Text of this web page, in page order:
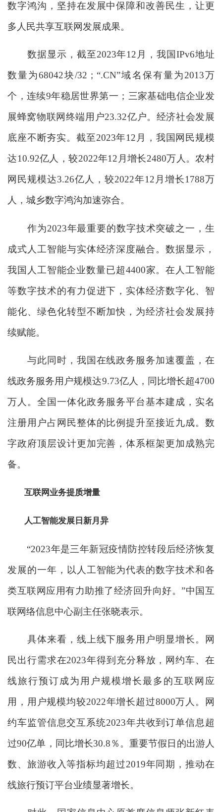
数字鸿沟，坚持在发展中保障和改善民生，让更
多人民共享互联网发展成果。
数据显示，截至2023年12月，我国IPv6地址
数量为68042块/32；“.CN”域名保有量为2013万
个，连续9年稳居世界第一；三家基础电信企业发
展蜂窝物联网终端用户23.32亿户。经济社会发展
底座不断夯实。截至2023年12月，我国网民规模
达10.92亿人，较2022年12月增长2480万人。农村
网民规模达3.26亿人，较2022年12月增长1788万
人，城乡数字鸿沟加速弥合。
作为2023年最重要的数字技术突破之一，生
成式人工智能与实体经济深度融合。数据显示，
我国人工智能企业数量已超4400家。在人工智能
等数字技术的有力促进下，实体经济数字化、智
能化、绿色化转型不断加快，为经济社会发展持
续赋能。
与此同时，我国在线政务服务加速覆盖，在
线政务服务用户规模达9.73亿人，同比增长超4700
万人。全国一体化政务服务平台基本建成，实名
注册用户占网民整体的比例提升至接近九成。数
字政府顶层设计更加完善，体系框架更加成熟完
备。
互联网业务提质增量
人工智能发展日新月异
“2023年是三年新冠疫情防控转段后经济恢复
发展的一年，以人工智能为代表的数字技术和各
类互联网应用有力助推了经济回升向好。”中国互
联网络信息中心副主任张晓表示。
具体来看，线上线下服务用户明显增长。网
民出行需求在2023年得到充分释放，网约车、在
线旅行预订成为用户规模增长最多的互联网应
用，用户规模均较2022年增长超过8000万人。网
约车监管信息交互系统2023年共收到订单信息超
过90亿单，同比增长30.8％。重要节假日的出游人
数、旅游收入等指标均超过2019年同期，推动在
线旅行预订平台业绩显著增长。